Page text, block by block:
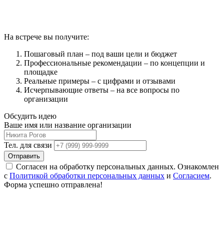
На встрече вы получите:
Пошаговый план – под ваши цели и бюджет
Профессиональные рекомендации – по концепции и
площадке
Реальные примеры – с цифрами и отзывами
Исчерпывающие ответы – на все вопросы по
организации
Обсудить идею
Ваше имя или название организации
Тел. для связи
Отправить
Согласен на обработку персональных данных. Ознакомлен
с Политикой обработки персональных данных и Согласием.
Форма успешно отправлена!